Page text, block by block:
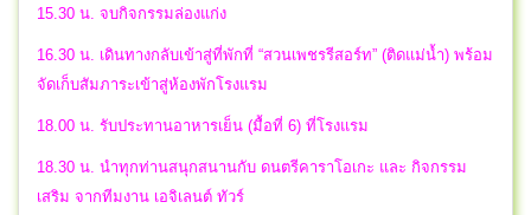
15.30 น. จบกิจกรรมล่องแก่ง
16.30 น. เดินทางกลับเข้าสู่ที่พักที่ “สวนเพชรรีสอร์ท” (ติดแม่น้ำ) พร้อม
จัดเก็บสัมภาระเข้าสู่ห้องพักโรงแรม
18.00 น. รับประทานอาหารเย็น (มื้อที่ 6) ที่โรงแรม
18.30 น. นำทุกท่านสนุกสนานกับ ดนตรีคาราโอเกะ และ กิจกรรม
เสริม จากทีมงาน เอจิเลนต์ ทัวร์